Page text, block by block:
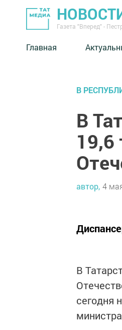
Газета "Вперед" -
Главная
В
В
19,6
автор, 4
В
сегодня